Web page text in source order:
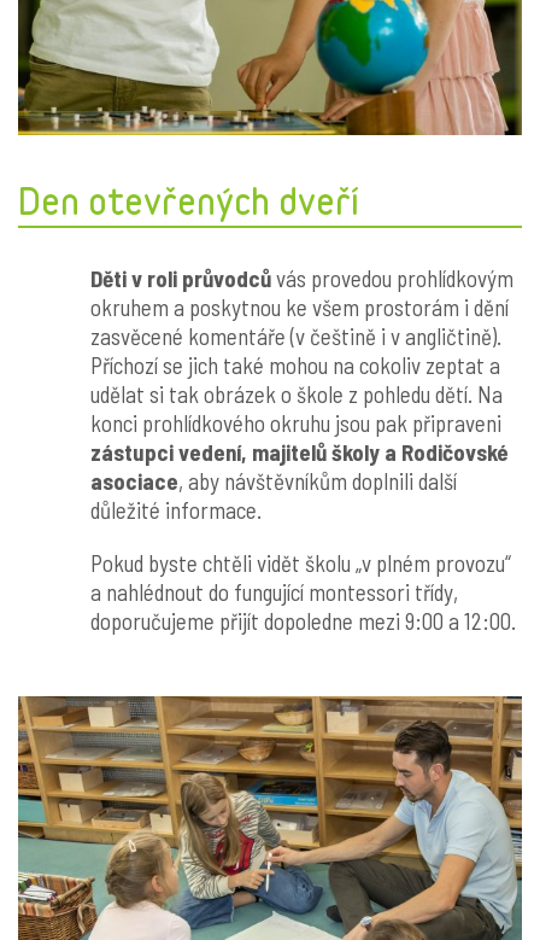
Den otevřených dveří
Děti v roli průvodcůvás provedou prohlídkovým
okruhem a poskytnou ke všem prostorám i dění
zasvěcené komentáře (v češtině i v angličtině).
Příchozí se jich také mohou na cokoliv zeptat a
udělat si tak obrázek o škole z pohledu dětí. Na
konci prohlídkového okruhu jsou pak připraveni
zástupci vedení, majitelů školy a Rodičovské
asociace, aby návštěvníkům doplnili další
důležité informace.
Pokud byste chtěli vidět školu „v plném provozu“
a nahlédnout do fungující montessori třídy,
doporučujeme přijít dopoledne mezi 9:00 a 12:00.